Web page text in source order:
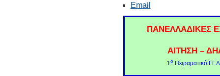
Email
ΠΑΝΕΛΛΑΔΙΚΕΣ
ΑΙΤΗΣΗ –
1οΠειραματικό